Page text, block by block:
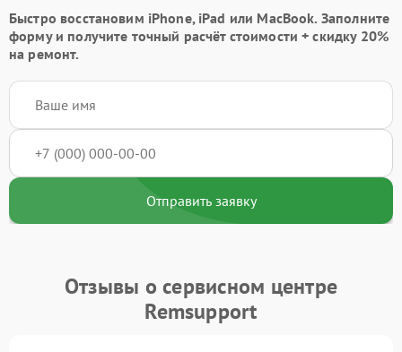
Быстро восстановим iPhone, iPad или MacBook. Заполните
формуи получите точный расчёт стоимости +скидку 20%
на ремонт.
Отправить заявку
Отзывы о сервисном центре
Remsupport